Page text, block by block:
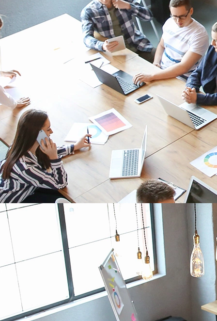
Accéder au serveur LoraWAN
Visualiser le parc
Créer une application
Créer/Associer un profil d’équipement
Déclarer un capteur
Déclarer plusieurs capteurs
Démarrer le capteur
Décoder les données
Envoyer un downlink
Routage vers une plateforme IoT